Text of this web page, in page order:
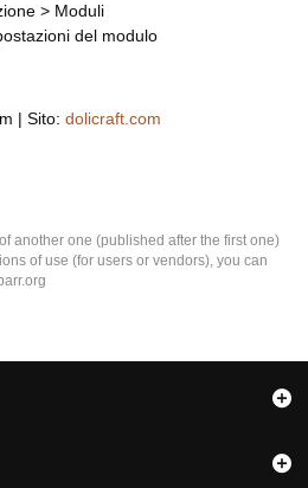
> Moduli
del modulo
| Sito: dolicraft.com
another one (published after the first one)
of use (for users or vendors), you can